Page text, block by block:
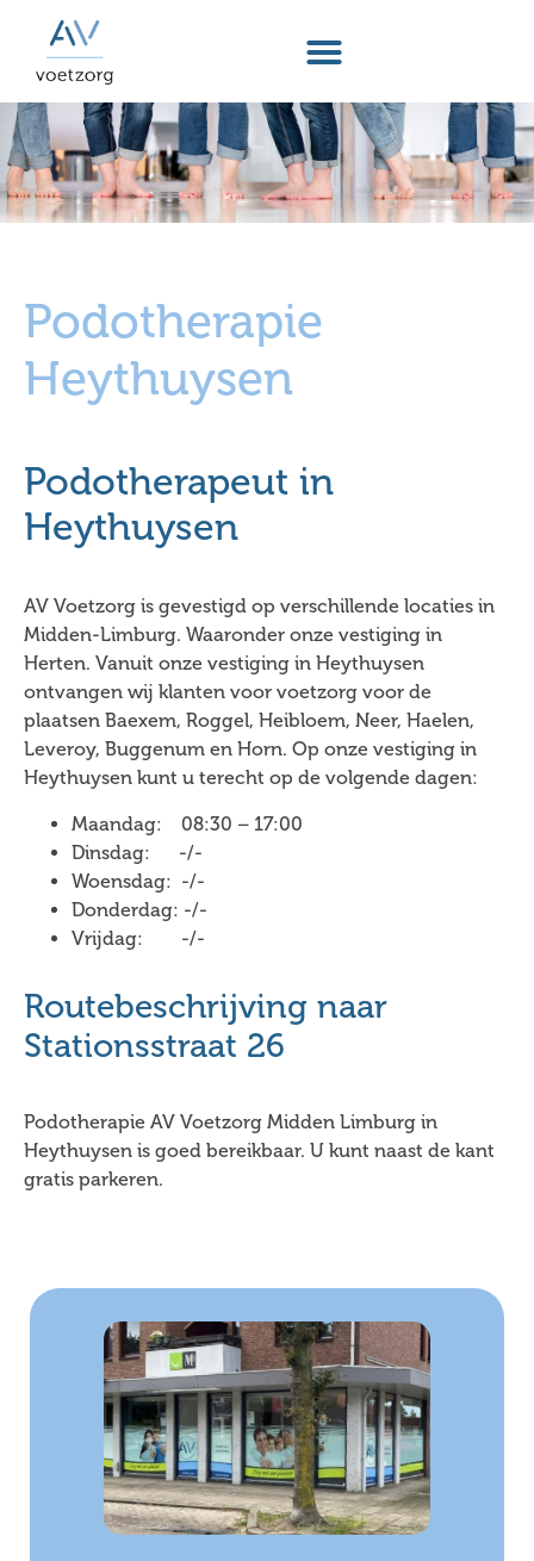
Podotherapie
Heythuysen
Podotherapeut in
Heythuysen
AV Voetzorg is gevestigd op verschillende locaties in
Midden-Limburg. Waaronder onze vestiging in
Herten. Vanuit onze vestiging in Heythuysen
ontvangen wij klanten voor voetzorg voor de
plaatsen Baexem, Roggel, Heibloem, Neer, Haelen,
Leveroy, Buggenum en Horn. Op onze vestiging in
Heythuysen kunt u terecht op de volgende dagen:
Maandag: 08:30 – 17:00
Dinsdag: -/-
Woensdag: -/-
Donderdag: -/-
Vrijdag: -/-
Routebeschrijving naar
Stationsstraat 26
Podotherapie AV Voetzorg Midden Limburg in
Heythuysen is goed bereikbaar. U kunt naast de kant
gratis parkeren.